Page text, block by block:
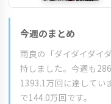
今週のまとめ
雨良の「ダイダイダイ
持しました。今週も
1393.1万回に達してい
で144.0万回です。